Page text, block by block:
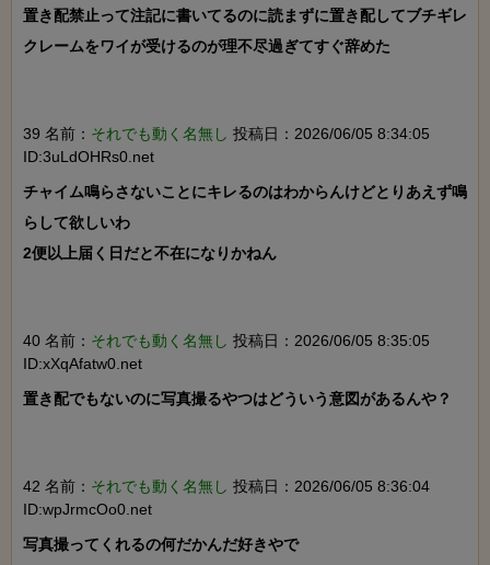
置き配禁止って注記に書いてるのに読まずに置き配してブチギレ
クレームをワイが受けるのが理不尽過ぎてすぐ辞めた
39 名前： それでも動く名無し 投稿日：2026/06/05 8:34:05
ID:3uLdOHRs0.net
チャイム鳴らさないことにキレるのはわからんけどとりあえず鳴
らして欲しいわ
2便以上届く日だと不在になりかねん
40 名前： それでも動く名無し 投稿日：2026/06/05 8:35:05
ID:xXqAfatw0.net
置き配でもないのに写真撮るやつはどういう意図があるんや？
42 名前： それでも動く名無し 投稿日：2026/06/05 8:36:04
ID:wpJrmcOo0.net
写真撮ってくれるの何だかんだ好きやで